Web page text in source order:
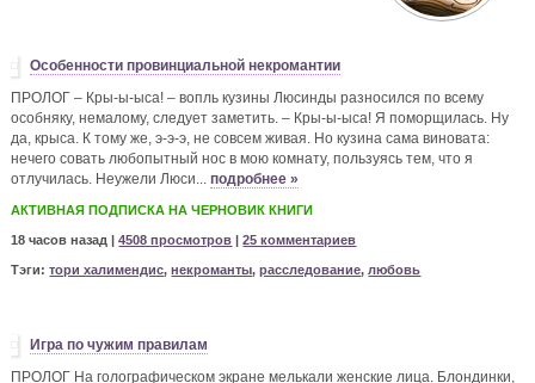
Особенности провинциальной некромантии
ПРОЛОГ – Кры-ы-ыса! – вопль кузины Люсинды разносился по всему
особняку, немалому, следует заметить. – Кры-ы-ыса! Я поморщилась. Ну
да, крыса. К тому же, э-э-э, не совсем живая. Но кузина сама виновата:
нечего совать любопытный нос в мою комнату, пользуясь тем, что я
отлучилась. Неужели Люси...подробнее »
АКТИВНАЯ ПОДПИСКА НА ЧЕРНОВИК КНИГИ
18 часов назад |4508 просмотров |25 комментариев
Тэги:тори халимендис,некроманты,расследование, любовь
Игра по чужим правилам
ПРОЛОГ На голографическом экране мелькали женские лица. Блондинки,